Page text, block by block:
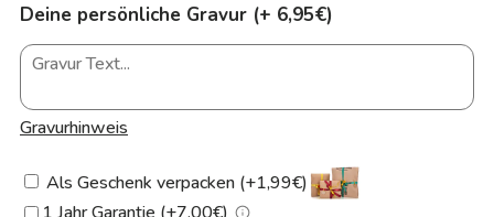
Deine persönliche Gravur (+ 6,95€)
Gravurhinweis
Als Geschenk verpacken (+1,99€)